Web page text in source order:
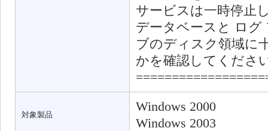
サービスは一時停止
データベースと ロ
ブのディスク領域に
かを確認してくださ
対象製品
Windows 2000
Windows 2003